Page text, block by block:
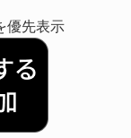
優先表示